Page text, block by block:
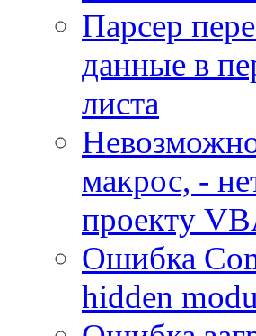
Парсер
данные в
листа
макрос, -
проекту
Ошибка
hidden